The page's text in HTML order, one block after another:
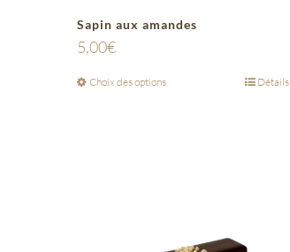
Sapin aux amandes
5,00€
Choix des options Détails